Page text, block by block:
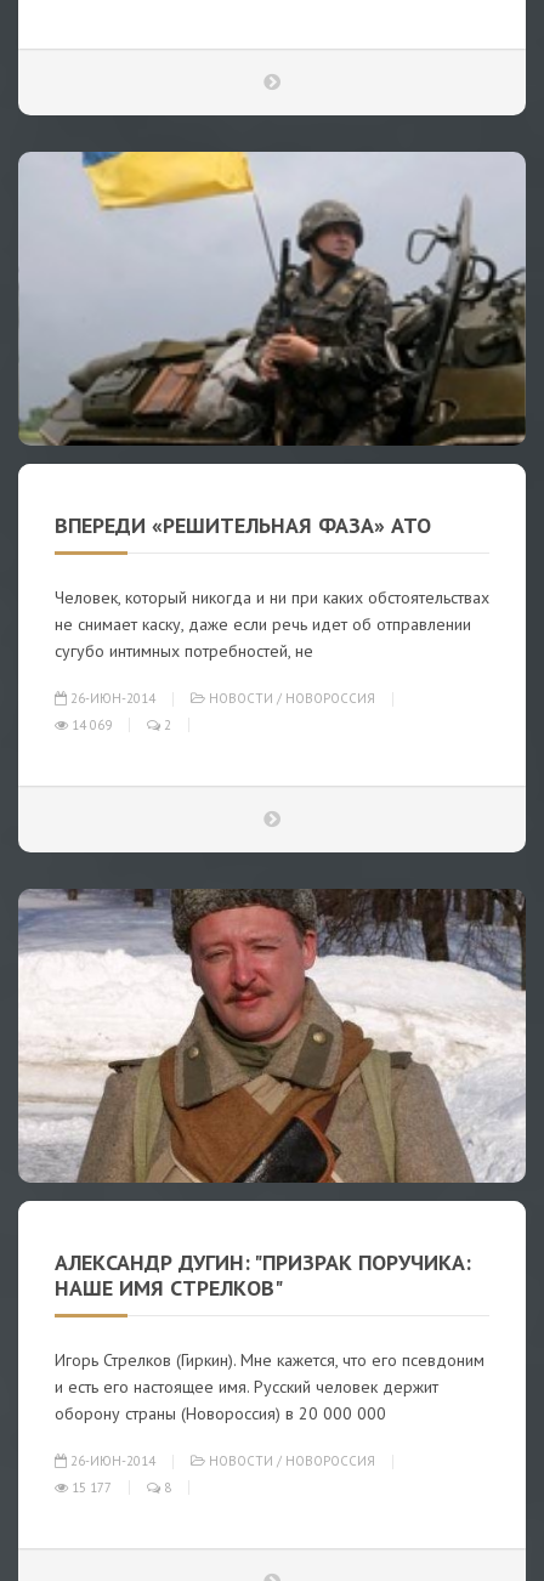
ВПЕРЕДИ «РЕШИТЕЛЬНАЯ ФАЗА» АТО
Человек, который никогда и ни при каких обстоятельствах
не снимает каску, даже если речь идет об отправлении
сугубо интимных потребностей, не
26-ИЮН-2014 НОВОСТИ / НОВОРОССИЯ
14 069
2
АЛЕКСАНДР ДУГИН: "ПРИЗРАК ПОРУЧИКА:
НАШЕ ИМЯ СТРЕЛКОВ"
Игорь Стрелков (Гиркин). Мне кажется, что его псевдоним
и есть его настоящее имя. Русский человек держит
оборону страны (Новороссия) в 20 000 000
26-ИЮН-2014 НОВОСТИ / НОВОРОССИЯ
15 177
8